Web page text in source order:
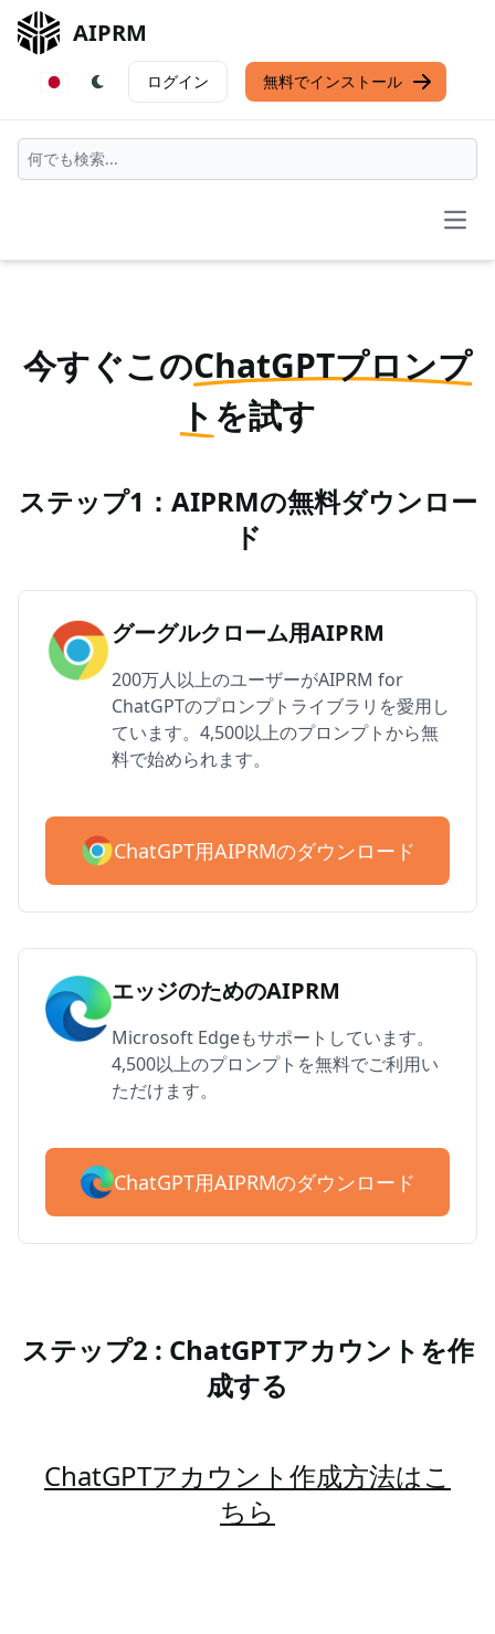
AIPRM
ログイン 無料でインストール
今すぐこのChatGPTプロンプ
ト を試す
ステップ1：AIPRMの無料ダウンロー
ド
グーグルクローム用AIPRM
200万人以上のユーザーがAIPRM for
ChatGPTのプロンプトライブラリを愛用し
ています。4,500以上のプロンプトから無
料で始められます。
ChatGPT用AIPRMのダウンロード
エッジのためのAIPRM
Microsoft Edgeもサポートしています。
4,500以上のプロンプトを無料でご利用い
ただけます。
ChatGPT用AIPRMのダウンロード
ステップ2 : ChatGPTアカウントを作
成する
ChatGPTアカウント作成方法はこ
ちら